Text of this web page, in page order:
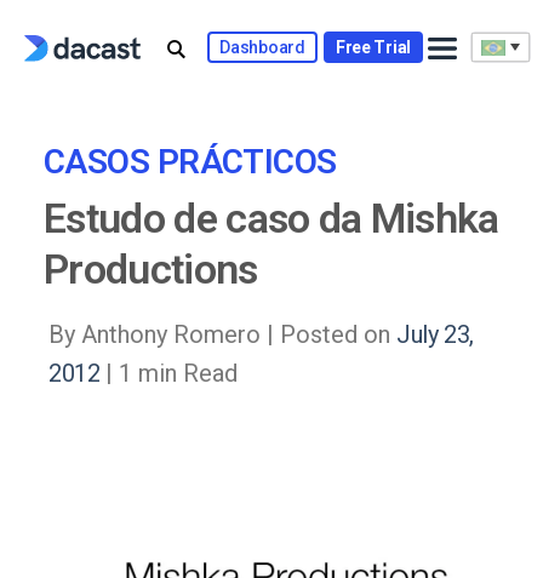
Dashboard Free Trial
CASOS PRÁCTICOS
Estudo de caso da Mishka
Productions
By Anthony Romero | Posted on July 23,
2012 | 1 min Read